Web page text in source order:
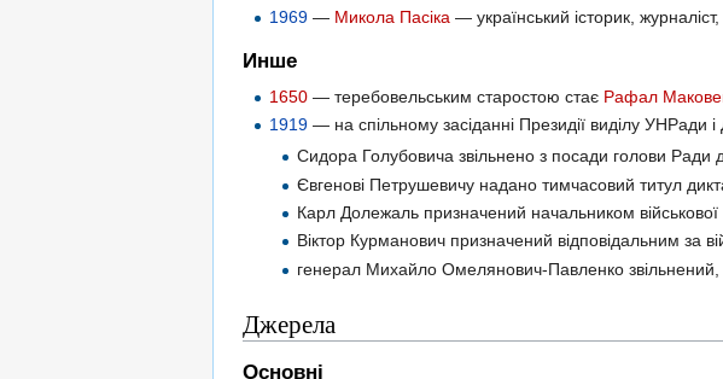
1969 — Микола Пасіка — український історик,
Инше
1650 — теребовельським старостою стає Рафал
1919 — на спільному засіданні Президії виділу УНРади
Сидора Голубовича звільнено з посади голови Ради
Євгенові Петрушевичу надано тимчасовий титул
Карл Долежаль призначений начальником
Віктор Курманович призначений відповідальним за
генерал Михайло Омелянович-Павленко
Джерела
Основні